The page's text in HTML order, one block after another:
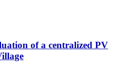
of a centralized PV